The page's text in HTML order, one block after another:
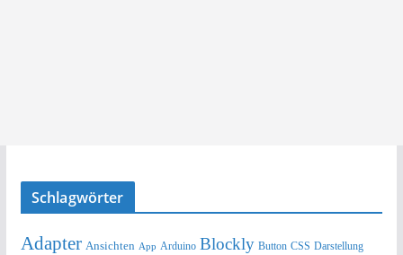
Schlagwörter
Adapter Ansichten App Arduino Blockly Button CSS Darstellung